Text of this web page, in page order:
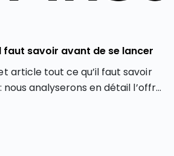
faut savoir avant de se lancer
article tout ce qu’il faut savoir
nous analyserons en détail l’offre